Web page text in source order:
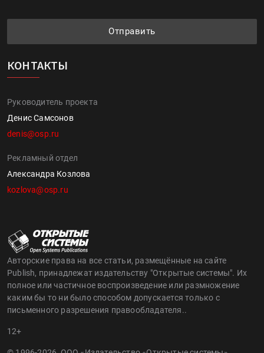
Отправить
КОНТАКТЫ
Руководитель проекта
Денис Самсонов
denis@osp.ru
Рекламный отдел
Александра Козлова
kozlova@osp.ru
Авторские права на все статьи, размещённые на сайте
Publish, принадлежат издательству "Открытые системы". Их
полное или частичное воспроизведение или размножение
каким бы то ни было способом допускается только с
письменного разрешения правообладателя..
12+